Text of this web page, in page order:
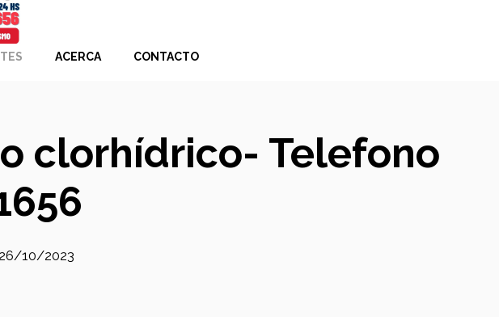
ACERCA CONTACTO
clorhídrico- Telefono
26/10/2023